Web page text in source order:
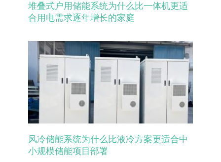
堆叠式户用储能系统为什么比一体机更适
合用电需求逐年增长的家庭
风冷储能系统为什么比液冷方案更适合中
小规模储能项目部署